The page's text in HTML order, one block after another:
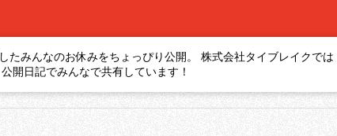
たみんなのお休みをちょっぴり公開。 株式会社タイブレイクで
開日記でみんなで共有しています！